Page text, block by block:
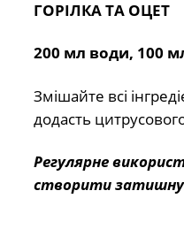
ГОРІЛКА ТА ОЦЕТ
200 мл води, 100
Змішайте всі
додасть
Регулярне
створити затишну